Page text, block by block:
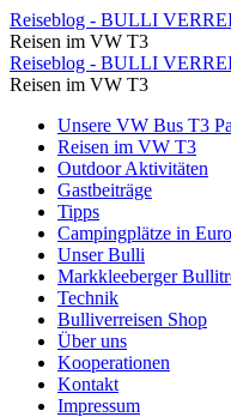
⋆
Reiseblog
-
BULLI
VERREISEN
Reiseblog - BULLI
Reisen im VW T3
⋆
Reiseblog
BULLI
VERREISEN
Reiseblog - BULLI
Reisen im VW T3
Skip
content
Unsere VW Bus T3
Reisen im VW T3
Outdoor Aktivitäten
Gastbeiträge
Tipps
Campingplätze in
Unser Bulli
Markkleeberger
Technik
Bulliverreisen Shop
Über uns
Kooperationen
Kontakt
Impressum